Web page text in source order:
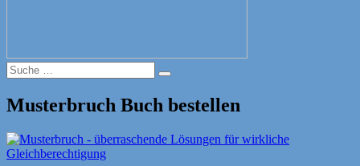
Suche
nach:
Suche
Musterbruch Buch bestellen